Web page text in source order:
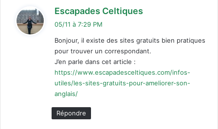
Escapades Celtiques
:
05/11 à 7:29 PM
Bonjour, il existe des sites gratuits bien pratiques
pour trouver un correspondant.
J’en parle dans cet article :
https://www.escapadesceltiques.com/infos-
utiles/les-sites-gratuits-pour-ameliorer-son-
anglais/
Répondre